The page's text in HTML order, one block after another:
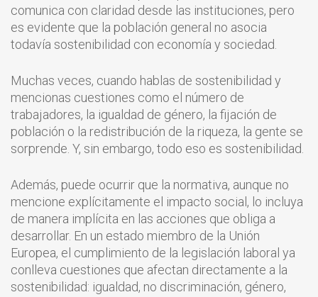
comunica con claridad desde las instituciones, pero
es evidente que la población general no asocia
todavía sostenibilidad con economía y sociedad.
Muchas veces, cuando hablas de sostenibilidad y
mencionas cuestiones como el número de
trabajadores, la igualdad de género, la fijación de
población o la redistribución de la riqueza, la gente se
sorprende. Y, sin embargo, todo eso es sostenibilidad.
Además, puede ocurrir que la normativa, aunque no
mencione explícitamente el impacto social, lo incluya
de manera implícita en las acciones que obliga a
desarrollar. En un estado miembro de la Unión
Europea, el cumplimiento de la legislación laboral ya
conlleva cuestiones que afectan directamente a la
sostenibilidad: igualdad, no discriminación, género,